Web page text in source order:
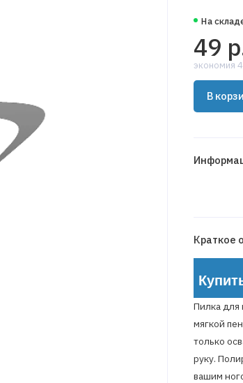
На
49
экономия
В
Краткое
Пилка для
мягкой
только
руку.
вашим